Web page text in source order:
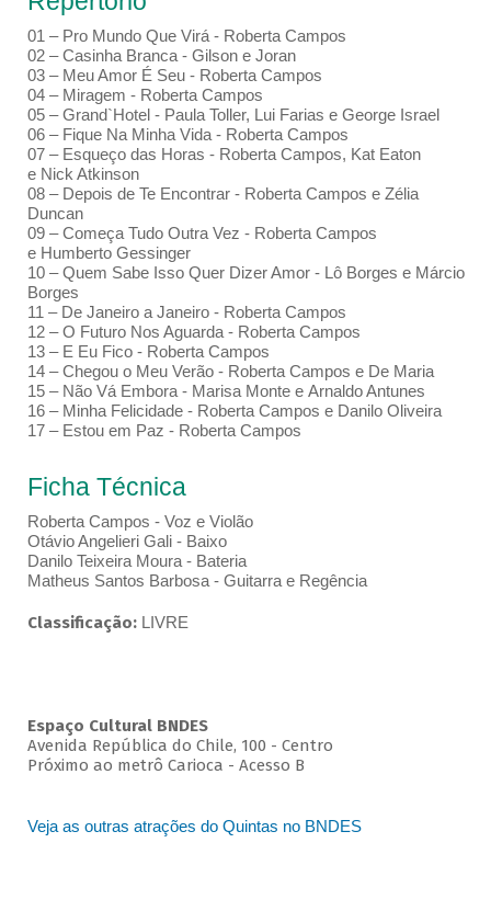
01 – Pro Mundo Que Virá - Roberta Campos
02 – Casinha Branca - Gilson e Joran
03 – Meu Amor É Seu - Roberta Campos
04 – Miragem - Roberta Campos
05 – Grand`Hotel - Paula Toller, Lui Farias e George Israel
06 – Fique Na Minha Vida - Roberta Campos
07 – Esqueço das Horas - Roberta Campos, Kat Eaton
e Nick Atkinson
08 – Depois de Te Encontrar - Roberta Campos e Zélia
Duncan
09 – Começa Tudo Outra Vez - Roberta Campos
e Humberto Gessinger
10 – Quem Sabe Isso Quer Dizer Amor - Lô Borges e Márcio
Borges
11 – De Janeiro a Janeiro - Roberta Campos
12 – O Futuro Nos Aguarda - Roberta Campos
13 – E Eu Fico - Roberta Campos
14 – Chegou o Meu Verão - Roberta Campos e De Maria
15 – Não Vá Embora - Marisa Monte e Arnaldo Antunes
16 – Minha Felicidade - Roberta Campos e Danilo Oliveira
17 – Estou em Paz - Roberta Campos
Ficha Técnica
Roberta Campos - Voz e Violão
Otávio Angelieri Gali - Baixo
Danilo Teixeira Moura - Bateria
Matheus Santos Barbosa - Guitarra e Regência
Classificação: LIVRE
Espaço Cultural BNDES
Avenida República do Chile, 100 - Centro
Próximo ao metrô Carioca - Acesso B
Veja as outras atrações do Quintas no BNDES